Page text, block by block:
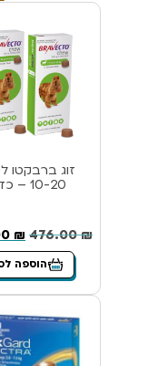
זוג ברבקטו
10-20 – כדור
476.00₪
₪
הוספה